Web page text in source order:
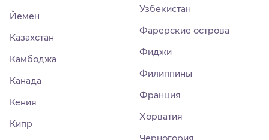
Йемен
Казахстан
Камбоджа
Канада
Кения
Кипр
Узбекистан
Фарерские острова
Фиджи
Филиппины
Франция
Хорватия